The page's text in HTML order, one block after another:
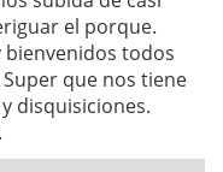
el porque.
bienvenidos todos
que nos tiene
disquisiciones.